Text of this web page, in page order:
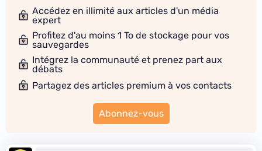
Accédez en illimité aux articles d'un média
expert
Profitez d'au moins 1 To de stockage pour vos
sauvegardes
Intégrez la communauté et prenez part aux
débats
Partagez des articles premium à vos contacts
Abonnez-vous